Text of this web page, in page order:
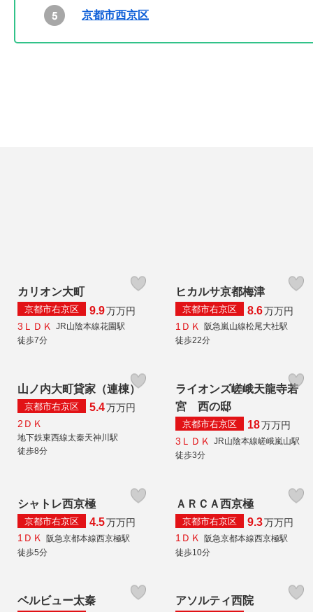
京都市西京区
カリオン大町
京都市右京区 9.9万万円
3ＬＤＫ
JR山陰本線花園駅
徒歩7分
ヒカルサ京都梅津
京都市右京区 8.6万万円
1ＤＫ
阪急嵐山線松尾大社駅
徒歩22分
山ノ内大町貸家（連棟）
京都市右京区 5.4万万円
2ＤＫ
地下鉄東西線太秦天神川駅
徒歩8分
ライオンズ嵯峨天龍寺若
宮 西の邸
京都市右京区 18万万円
3ＬＤＫ
JR山陰本線嵯峨嵐山駅
徒歩3分
シャトレ西京極
京都市右京区 4.5万万円
1ＤＫ 阪急京都本線西京極駅
徒歩5分
ＡＲＣＡ西京極
京都市右京区 9.3万万円
1ＤＫ 阪急京都本線西京極駅
徒歩10分
ベルビュー太秦 アソルティ西院